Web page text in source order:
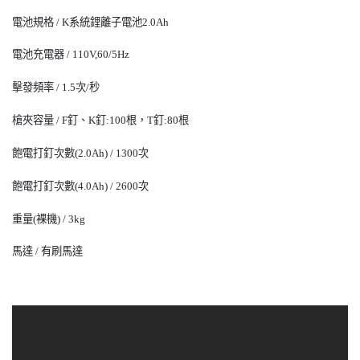
電池規格 / K系統鋰離子電池2.0Ah
電池充電器 / 110V,60/5Hz
擊發頻率 / 1.5次/秒
槍夾容量 / F釘、K釘:100根，T釘:80根
飽電打釘次數(2.0Ah) / 1300次
飽電打釘次數(4.0Ah) / 2600次
重量(裸機) / 3kg
馬達 / 有刷馬達